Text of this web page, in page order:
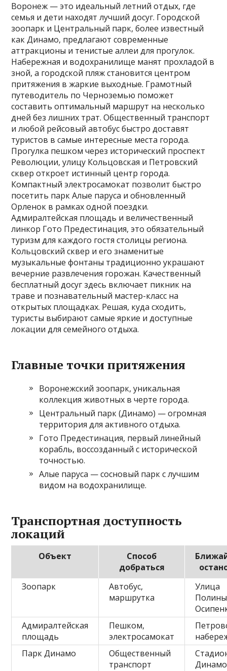
Воронеж — это идеальный летний отдых, где
семья и дети находят лучший досуг. Городской
зоопарк и Центральный парк, более известный
как Динамо, предлагают современные
аттракционы и тенистые аллеи для прогулок.
Набережная и водохранилище манят прохладой в
зной, а городской пляж становится центром
притяжения в жаркие выходные. Грамотный
путеводитель по Черноземью поможет
составить оптимальный маршрут на несколько
дней без лишних трат. Общественный транспорт
и любой рейсовый автобус быстро доставят
туристов в самые интересные места города.
Прогулка пешком через исторический проспект
Революции, улицу Кольцовская и Петровский
сквер откроет истинный центр города.
Компактный электросамокат позволит быстро
посетить парк Алые паруса и обновленный
Орленок в рамках одной поездки.
Адмиралтейская площадь и величественный
линкор Гото Предестинация, это обязательный
туризм для каждого гостя столицы региона.
Кольцовский сквер и его знаменитые
музыкальные фонтаны традиционно украшают
вечерние развлечения горожан. Качественный
бесплатный досуг здесь включает пикник на
траве и познавательный мастер-класс на
открытых площадках. Решая, куда сходить,
туристы выбирают самые яркие и доступные
локации для семейного отдыха.
Главные точки притяжения
Воронежский зоопарк, уникальная
коллекция животных в черте города.
Центральный парк (Динамо) — огромная
территория для активного отдыха.
Гото Предестинация, первый линейный
корабль, воссозданный с исторической
точностью.
Алые паруса — сосновый парк с лучшим
видом на водохранилище.
Транспортная доступность
локаций
Объект
Способ
добраться
Зоопарк
Автобус,
маршрутка
Улица
Полины
Адмиралтейская
площадь
Пешком,
электросамокат
Парк Динамо
Общественный
транспорт
Динамо